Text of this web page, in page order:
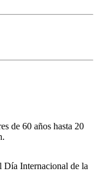
de 60 años hasta 20
Internacional de la